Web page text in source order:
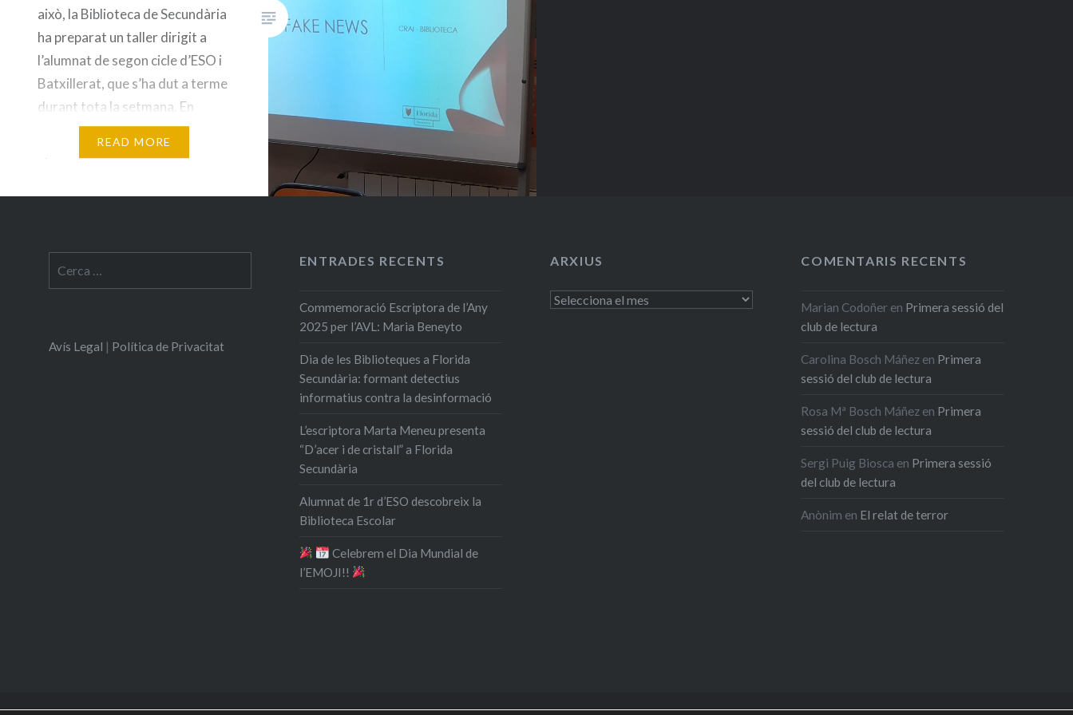
això, la Biblioteca de Secundària
ha preparat un taller dirigit a
l’alumnat de segon cicle d’ESO i
Batxillerat, que s’ha dut a terme
durant tota la setmana. En
aquest taller han pogut
podem trobar…
READ MORE
ENTRADES RECENTS
Commemoració Escriptora de l’Any
2025 per l’AVL: Maria Beneyto
Dia de les Biblioteques a Florida
Secundària: formant detectius
informatius contra la desinformació
L’escriptora Marta Meneu presenta
“D’acer i de cristall” a Florida
Secundària
Alumnat de 1r d’ESO descobreix la
Biblioteca Escolar
​ Celebrem el Dia Mundial de
l’EMOJI!!
ARXIUS
Arxius
COMENTARIS RECENTS
Marian Codoñer en Primera sessió del
club de lectura
Carolina Bosch Máñez en Primera
sessió del club de lectura
Rosa Mª Bosch Máñez en Primera
sessió del club de lectura
Sergi Puig Biosca en Primera sessió
del club de lectura
Anònim en El relat de terror
Avís Legal | Política de Privacitat